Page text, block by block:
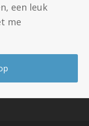
een leuk
me